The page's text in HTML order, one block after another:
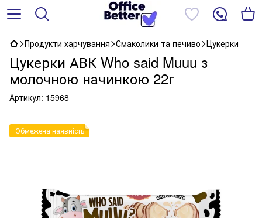
Продукти харчування Смаколики та печиво Цукерки
Цукерки АВК Who said Muuu з
молочною начинкою 22г
Артикул: 15968
Обмежена наявність